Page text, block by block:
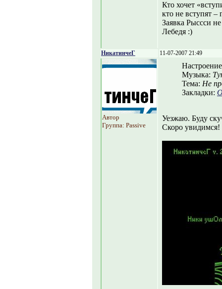
Кто хочет
кто не вступят
Заявка Рыссси
Лебедя :)
НикатинчеГ 11-07-2007 21:49
Автор
Группа: Passive
Музыка:
Тема: Не
Закладки:
Уезжаю. Буду
Скоро увидимся!